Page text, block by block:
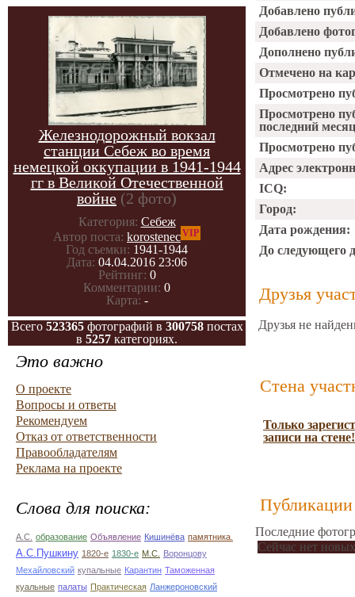
Железнодорожный вокзал
станции Себеж во время
немецкой оккупации в 1941-1944
гг в Великой Отечественной
войне (2 фото)
Категория: Себеж
Автор поста: korostenecVIP
Год съемки: 1941-1944
Дата: 04.04.2016 23:06
Рейтинг: 0
Комментарии: 0
Карта: -
Всего 523365фотографий в 300758постах
в 5257 категориях.
Это важно
О проекте
Вопросы и ответы
Рекомендуем
Отказ от ответственности
Правообладателям
Реклама на проекте
Слова для поиска:
А.С. образование Объявление Кишинёва памятника.
А.С.Пушкину 1820-е 1830-е М.С.
Воронцову
Мехайловский купальные Карантин Таможенная
куальные палаты Практическая Ланжероновский
Добавлено
Добавлено
Дополнено
Отмечено на
Просмотрено
Просмотрено
последний
Просмотрено
Адрес
ICQ:
Город:
Дата рождения:
До следующего
Друзья
Друзья не
Стена
Только
записи на стене!
Публикации
Последние
Сейчас нет